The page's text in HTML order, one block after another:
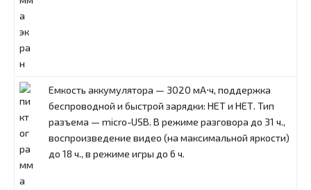
Емкость аккумулятора — 3020 мА⋅ч, поддержка
беспроводной и быстрой зарядки: НЕТ и НЕТ. Тип
разъема — micro-USB. В режиме разговора до 31 ч.,
воспроизведение видео (на максимальной яркости)
до 18 ч., в режиме игры до 6 ч.